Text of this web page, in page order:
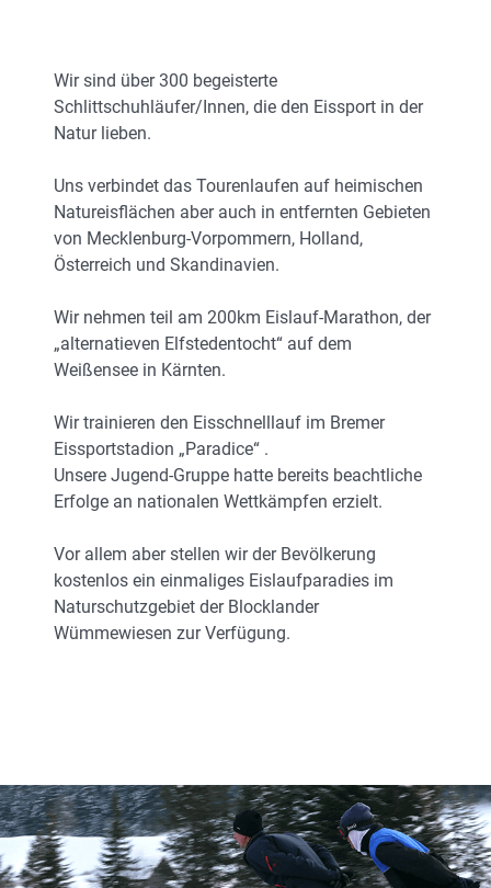
Wir sind über 300 begeisterte
Schlittschuhläufer/Innen, die den Eissport in der
Natur lieben.
Uns verbindet das Tourenlaufen auf heimischen
Natureisflächen aber auch in entfernten Gebieten
von Mecklenburg-Vorpommern, Holland,
Österreich und Skandinavien.
Wir nehmen teil am 200km Eislauf-Marathon, der
„alternatieven Elfstedentocht“ auf dem
Weißensee in Kärnten.
Wir trainieren den Eisschnelllauf im Bremer
Eissportstadion „Paradice“ .
Unsere Jugend-Gruppe hatte bereits beachtliche
Erfolge an nationalen Wettkämpfen erzielt.
Vor allem aber stellen wir der Bevölkerung
kostenlos ein einmaliges Eislaufparadies im
Naturschutzgebiet der Blocklander
Wümmewiesen zur Verfügung.